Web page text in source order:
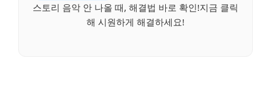
스토리 음악 안 나올 때, 해결법 바로 확인!지금 클릭
해 시원하게 해결하세요!